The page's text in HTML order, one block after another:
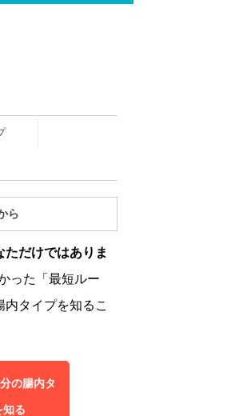
ら
だけではありま
った「最短ルー
内タイプを知るこ
の腸内タ
知る